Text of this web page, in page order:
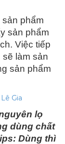
phẩm
sản phẩm
Việc tiếp
làm sản
sản phẩm
Gia
lọ
dùng chất
Dùng thì